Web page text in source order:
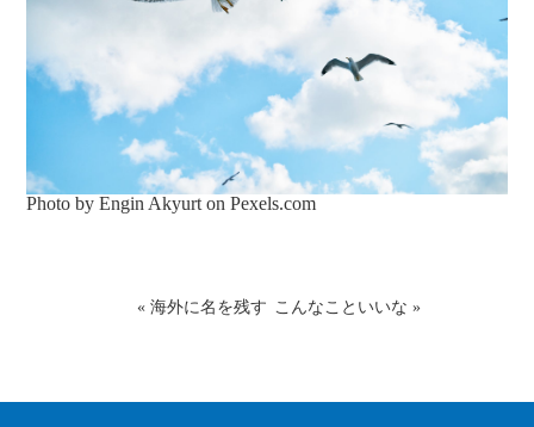
Photo by Engin Akyurt onPexels.com
« 海外に名を残す こんなこといいな »